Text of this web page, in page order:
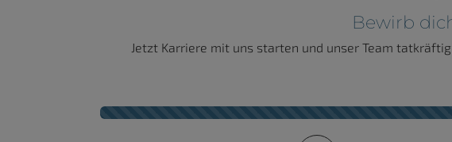
Bewirb
Jetzt Karriere mit uns starten und unser Team